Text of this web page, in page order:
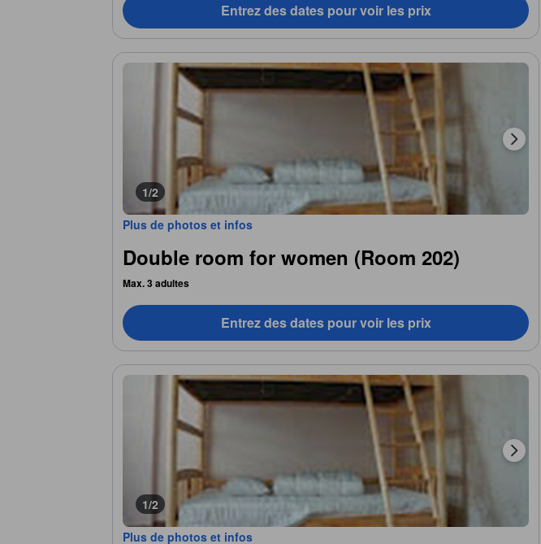
Entrez des dates pour voir les prix
1/2
Plus de photos et infos
Double room for women (Room 202)
Max. 3 adultes
Entrez des dates pour voir les prix
1/2
Plus de photos et infos